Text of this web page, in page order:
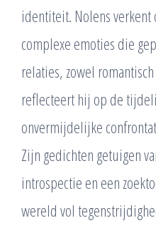
identiteit. Nolens
complexe emoties die
relaties, zowel
reflecteert hij op de
onvermijdelijke
Zijn gedichten getuigen
introspectie en een
wereld vol